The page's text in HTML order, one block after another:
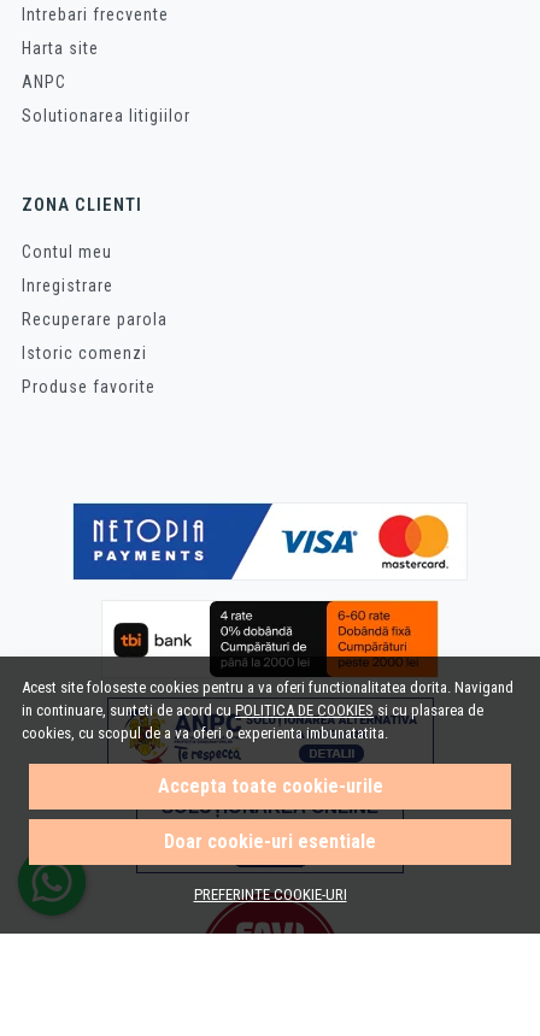
Acest site foloseste cookies pentru a va oferi functionalitatea dorita. Navigand
in continuare, sunteti de acord cuPOLITICA DE COOKIES si cu plasarea de
cookies, cu scopul de a va oferi o experienta imbunatatita.
Accepta toate cookie-urile
Doar cookie-uri esentiale
PREFERINTE COOKIE-URI
Intrebari frecvente
Harta site
ANPC
Solutionarea litigiilor
ZONA CLIENTI
Contul meu
Inregistrare
Recuperare parola
Istoric comenzi
Produse favorite